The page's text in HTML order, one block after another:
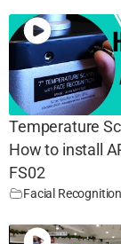
Temperature
How to install
FS02
Facial Recognition